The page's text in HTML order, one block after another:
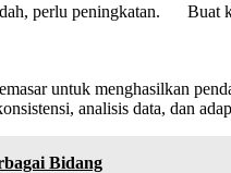
perlu peningkatan. Buat
untuk menghasilkan
analisis data, dan
Bidang